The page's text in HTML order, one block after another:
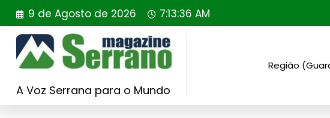
Saltar
para
conteúdo
9 de Agosto de 2026 7:13:37 AM
A Voz Serrana para o Mundo
Região